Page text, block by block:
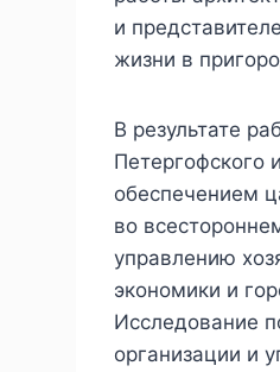
и
жизни в
В результате
Петергофского
обеспечением
во
управлению
экономики и
Исследование
организации и